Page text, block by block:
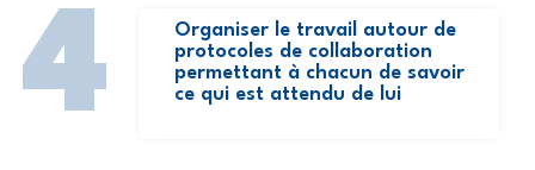
4
Organiser le travail autour de
protocoles de collaboration
permettant à chacun de savoir
ce qui est attendu de lui